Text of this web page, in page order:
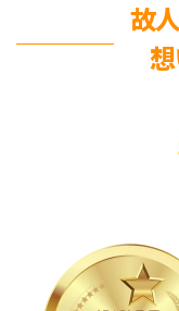
故